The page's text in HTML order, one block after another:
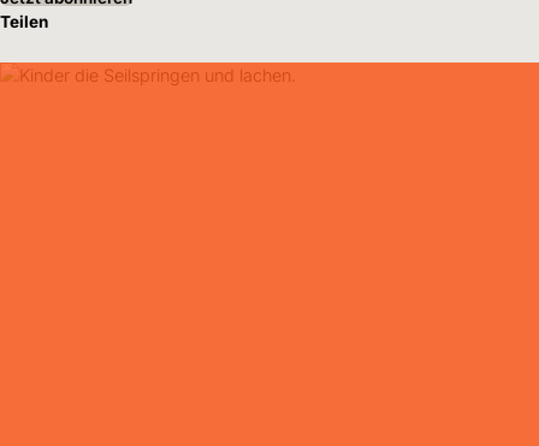
Teilen